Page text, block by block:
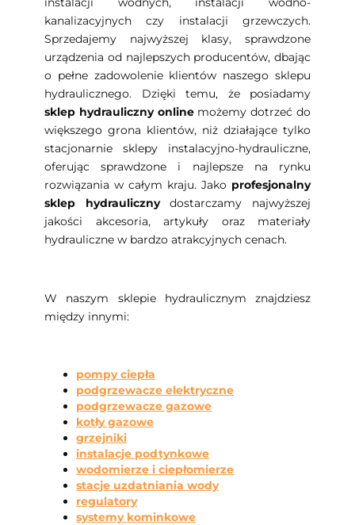
kanalizacyjnych czy instalacji grzewczych.
Sprzedajemy najwyższej klasy, sprawdzone
urządzenia od najlepszych producentów, dbając
o pełne zadowolenie klientów naszego sklepu
hydraulicznego. Dzięki temu, że posiadamy
sklep hydrauliczny onlinemożemy dotrzeć do
większego grona klientów, niż działające tylko
stacjonarnie sklepy instalacyjno-hydrauliczne,
oferując sprawdzone i najlepsze na rynku
rozwiązania w całym kraju. Jako profesjonalny
sklep hydraulicznydostarczamy najwyższej
jakości akcesoria, artykuły oraz materiały
hydrauliczne w bardzo atrakcyjnych cenach.
W naszym sklepie hydraulicznym znajdziesz
między innymi:
pompy ciepła
podgrzewacze elektryczne
podgrzewacze gazowe
kotły gazowe
grzejniki
instalacje podtynkowe
wodomierze i ciepłomierze
stacje uzdatniania wody
regulatory
systemy kominkowe